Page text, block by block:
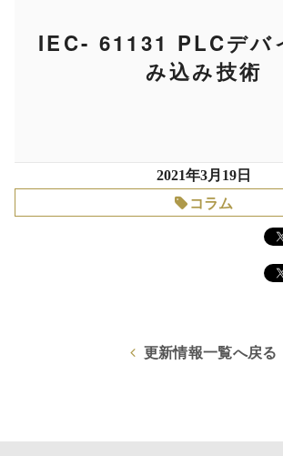
IEC- 61131 PLCデバ
み込み技術
2021年3月19日
コラム
更新情報一覧へ戻る